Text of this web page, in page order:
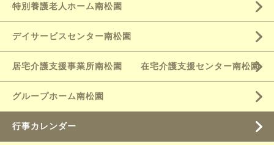
特別養護老人ホーム南松園
デイサービスセンター南松園
居宅介護支援事業所南松園 在宅介護支援センター南松園
グループホーム南松園
行事カレンダー